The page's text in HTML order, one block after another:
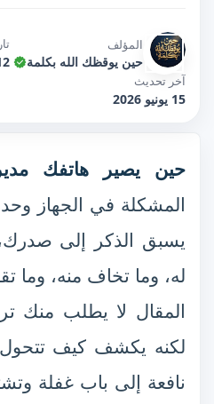
المؤلف
حين يوقظك الله بكلمة 12
آخر تحديث
15 يونيو 2026
حين يصير هاتفك
المشكلة في الجهاز
يسبق الذكر إلى
له، وما تخاف منه، وما
المقال لا يطلب منك
لكنه يكشف كيف
نافعة إلى باب غفلة